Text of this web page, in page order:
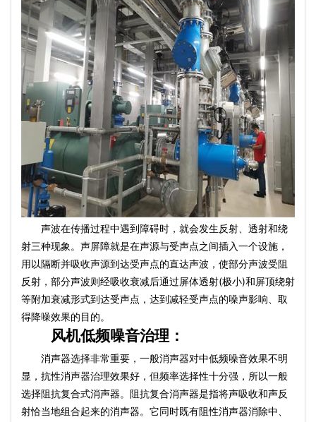
声波在传播过程中遇到障碍时，就会发生反射、透射和绕
射三种现象。声屏障就是在声源与受声点之间插入一个设施，
用以隔断并吸收声源到达受声点的直达声波，使部分声波受阻
反射，部分声波则经吸收衰减后通过屏体透射(极小)和屏顶绕射
等附加衰减形式到达受声点，达到减轻受声点的噪声影响、取
得降噪效果的目的。
风机低频噪音治理：
消声器选择非常重要，一般消声器对中低频噪音效果不明
显，抗性消声器治理效果好，但频率选择性十分强，所以一般
选择阻抗复合式消声器。阻抗复合消声器是指将声吸收和声反
射恰当地组合起来的消声器。它同时既有阻性消声器消除中、